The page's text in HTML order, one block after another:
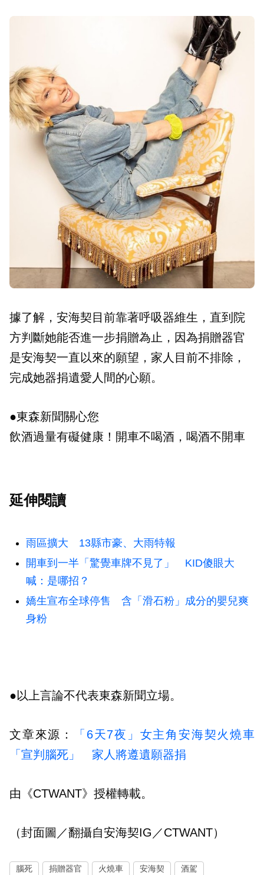
據了解，安海契目前靠著呼吸器維生，直到院
方判斷她能否進一步捐贈為止，因為捐贈器官
是安海契一直以來的願望，家人目前不排除，
完成她器捐遺愛人間的心願。
●東森新聞關心您
飲酒過量有礙健康！開車不喝酒，喝酒不開車
延伸閱讀
雨區擴大 13縣市豪、大雨特報
開車到一半「驚覺車牌不見了」 KID傻眼大
喊：是哪招？
嬌生宣布全球停售 含「滑石粉」成分的嬰兒爽
身粉
●以上言論不代表東森新聞立場。
文章來源：
「6天7夜」女主角安海契火燒車
「宣判腦死」 家人將遵遺願器捐
由《CTWANT》授權轉載。
（封面圖／翻攝自安海契IG ／CTWANT）
腦死 捐贈器官 火燒車 安海契 酒駕